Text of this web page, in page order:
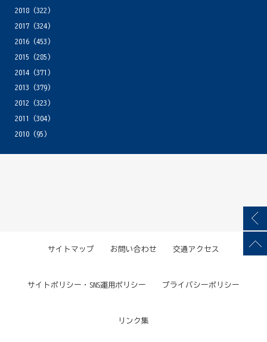
2018(322)
2017(324)
2016(453)
2015 (285)
2014(371)
2013 (379)
2012 (323)
2011
(304)
2010(95)
サイトマップ お問い合わせ 交通アクセス
サイトポリシー・SNS運用ポリシー プライバシーポリシー
リンク集